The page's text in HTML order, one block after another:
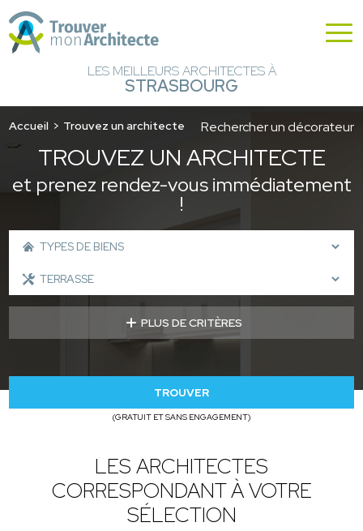
LES MEILLEURS ARCHITECTES À
STRASBOURG
Accueil Trouvez un architecte Rechercher un décorateur
TROUVEZ UN ARCHITECTE
et prenez rendez-vous immédiatement
!
PLUS DE CRITÈRES
TROUVER
(GRATUIT ET SANS ENGAGEMENT)
LES ARCHITECTES
CORRESPONDANT À VOTRE
SÉLECTION